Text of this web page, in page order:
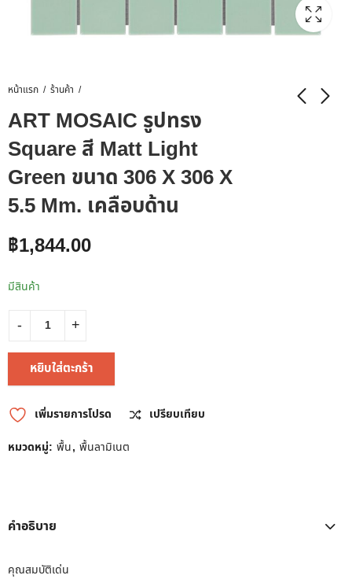
หน้าแรก ร้านค้า
ART MOSAIC รูปทรง
Square สี Matt Light
Green ขนาด 306 X 306 X
5.5 Mm. เคลือบด้าน
฿1,844.00
มีสินค้า
หยิบใส่ตะกร้า
เพิ่มรายการโปรด
เปรียบเทียบ
หมวดหมู่: พื้น, พื้นลามิเนต
คำอธิบาย
คุณสมบัติเด่น